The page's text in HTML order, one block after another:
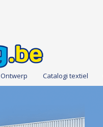
Ontwerp Catalogi textiel